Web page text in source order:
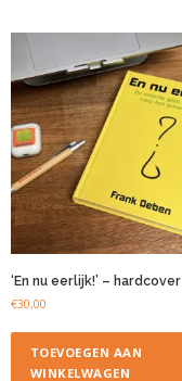
‘En nu eerlijk!’ – hardcover
€30,00
TOEVOEGEN AAN
WINKELWAGEN